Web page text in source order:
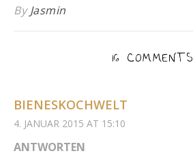
ByJasmin
16 COMMENTS
BIENESKOCHWELT
4. JANUAR 2015 AT 15:10
ANTWORTEN